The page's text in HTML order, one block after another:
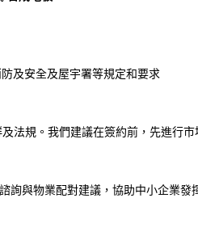
及安全及屋宇署等規定和要求
法規。我們建議在簽約前，先進行
詢與物業配對建議，協助中小企業發